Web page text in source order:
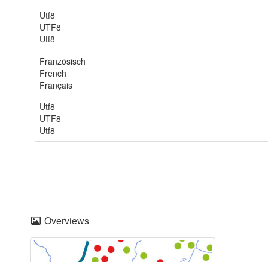
Utf8
UTF8
Utf8
Französisch
French
Français
Utf8
UTF8
Utf8
Overviews